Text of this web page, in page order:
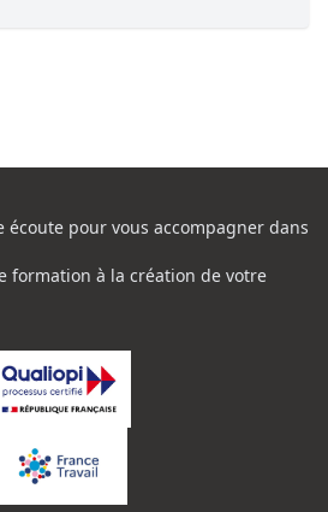
écoute pour vous accompagner dans
formation à la création de votre